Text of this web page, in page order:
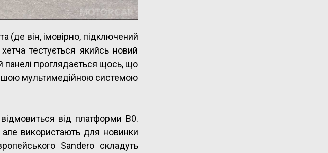
(де він, імовірно, підключений
тестується якийсь новий
панелі проглядається щось, що
мультимедійною системою
від платформи B0.
але використають для новинки
Sandero складуть